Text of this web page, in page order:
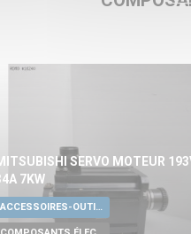
SERVO MOTEUR
7KW
ACCESSOIRES-OUTILLAGE UNIVERSELS